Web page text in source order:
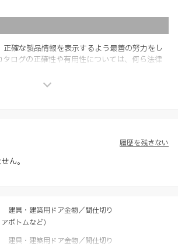
確な製品情報を表示するよう最善の努力をし
タログの正確性や有用性については、何ら法律
は販売促進目的の利用に限ります。
のご利用にあたっては、WEBサイト利用規
ー、製品情報ガイドをご確認いただき、内容の
ん。
履歴を残さない
建具・建築用ドア金物／間仕切り
ボトムなど）
建具・建築用ドア金物／間仕切り